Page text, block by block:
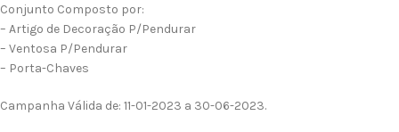
Conjunto Composto por:
– Artigo de Decoração P/Pendurar
– Ventosa P/Pendurar
– Porta-Chaves
Campanha Válida de: 11-01-2023 a 30-06-2023.